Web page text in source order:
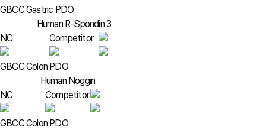
GBCC Gastric PDO
Human R-Spondin 3
NC
Competitor
GBCC Colon PDO
Human Noggin
NC
Competitor
GBCC Colon PDO